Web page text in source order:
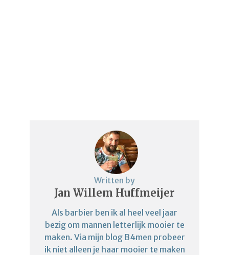
Written by
Jan Willem Huffmeijer
Als barbier ben ik al heel veel jaar
bezig om mannen letterlijk mooier te
maken. Via mijn blog B4men probeer
ik niet alleen je haar mooier te maken